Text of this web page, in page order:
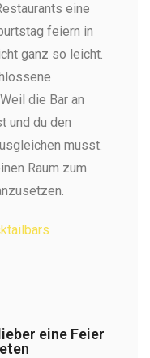
eine
feiern in
ganz so leicht.
die Bar an
und du den
musst.
Raum zum
eine Feier